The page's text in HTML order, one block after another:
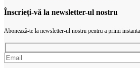
Înscrieți-vă la newsletter-ul nostru
Abonează-te la newsletter-ul nostru pentru a primi